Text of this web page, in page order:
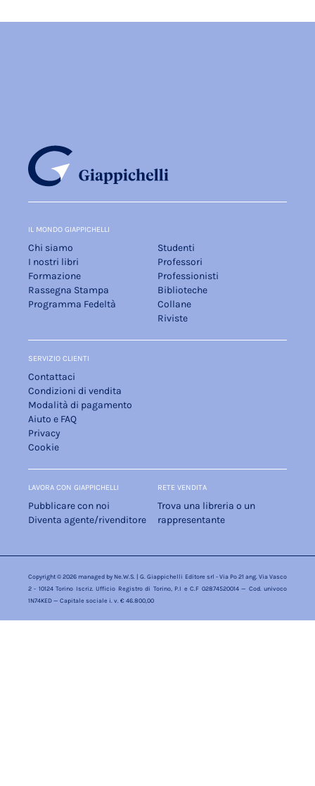
IL MONDO GIAPPICHELLI
Chi siamo
I nostri libri
Formazione
Rassegna Stampa
Programma Fedeltà
Studenti
Professori
Professionisti
Biblioteche
Collane
Riviste
SERVIZIO CLIENTI
Contattaci
Condizioni di vendita
Modalità di pagamento
Aiuto e FAQ
Privacy
Cookie
LAVORA CON GIAPPICHELLI
Pubblicare con noi
Diventa agente/rivenditore
RETE VENDITA
Trova una libreria o un
rappresentante
Copyright © 2026 managed by Ne.W.S. | G. Giappichelli Editore srl - Via Po 21 ang. Via Vasco
2 - 10124 Torino Iscriz. Ufficio Registro di Torino, P.I e C.F 02874520014 — Cod. univoco
1N74KED — Capitale sociale i. v. € 46.800,00